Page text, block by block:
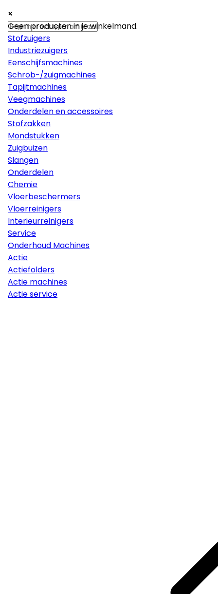
×
Machines
Stofzuigers
Industriezuigers
Eenschijfsmachines
Schrob-/zuigmachines
Tapijtmachines
Veegmachines
Onderdelen en accessoires
Stofzakken
Mondstukken
Zuigbuizen
Slangen
Onderdelen
Chemie
Vloerbeschermers
Vloerreinigers
Interieurreinigers
Service
Onderhoud Machines
Actie
Actiefolders
Actie machines
Actie service
×
×
Geen producten in je winkelmand.